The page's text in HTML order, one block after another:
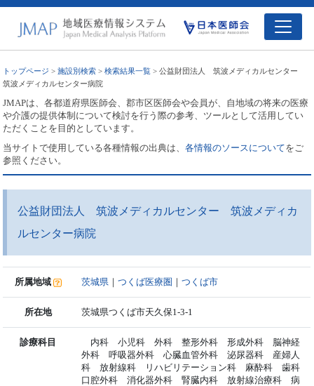
トップページ >施設別検索 >検索結果一覧 > 公益財団法人 筑波メディカルセンター
筑波メディカルセンター病院
JMAPは、各都道府県医師会、郡市区医師会や会員が、自地域の将来の医療
や介護の提供体制について検討を行う際の参考、ツールとして活用してい
ただくことを目的としています。
当サイトで使用している各種情報の出典は、各情報のソースについてをご
参照ください。
公益財団法人 筑波メディカルセンター 筑波メディカ
ルセンター病院
所属地域 茨城県 ｜つくば医療圏 ｜つくば市
所在地 茨城県つくば市天久保1-3-1
診療科目
内科 小児科 外科 整形外科 形成外科 脳神経
外科 呼吸器外科 心臓血管外科 泌尿器科 産婦人
科 放射線科 リハビリテーション科 麻酔科 歯科
口腔外科 消化器外科 腎臓内科 放射線治療科 病